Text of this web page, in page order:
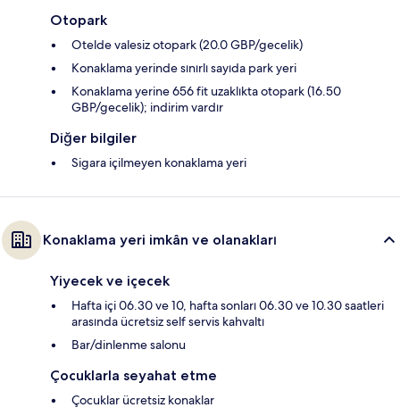
Otopark
Otelde valesiz otopark (20.0 GBP/gecelik)
Konaklama yerinde sınırlı sayıda park yeri
Konaklama yerine 656 fit uzaklıkta otopark (16.50
GBP/gecelik); indirim vardır
Diğer bilgiler
Sigara içilmeyen konaklama yeri
Konaklama yeri imkân ve olanakları
Yiyecek ve içecek
Hafta içi 06.30 ve 10, hafta sonları 06.30 ve 10.30 saatleri
arasında ücretsiz self servis kahvaltı
Bar/dinlenme salonu
Çocuklarla seyahat etme
Çocuklar ücretsiz konaklar